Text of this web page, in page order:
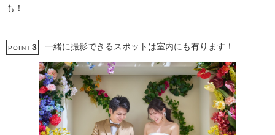
も！
POINT 3 一緒に撮影できるスポットは室内にも有ります！